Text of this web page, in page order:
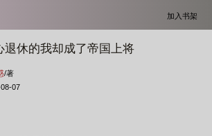
加入书架
退休的我却成了帝国上将
/著
07